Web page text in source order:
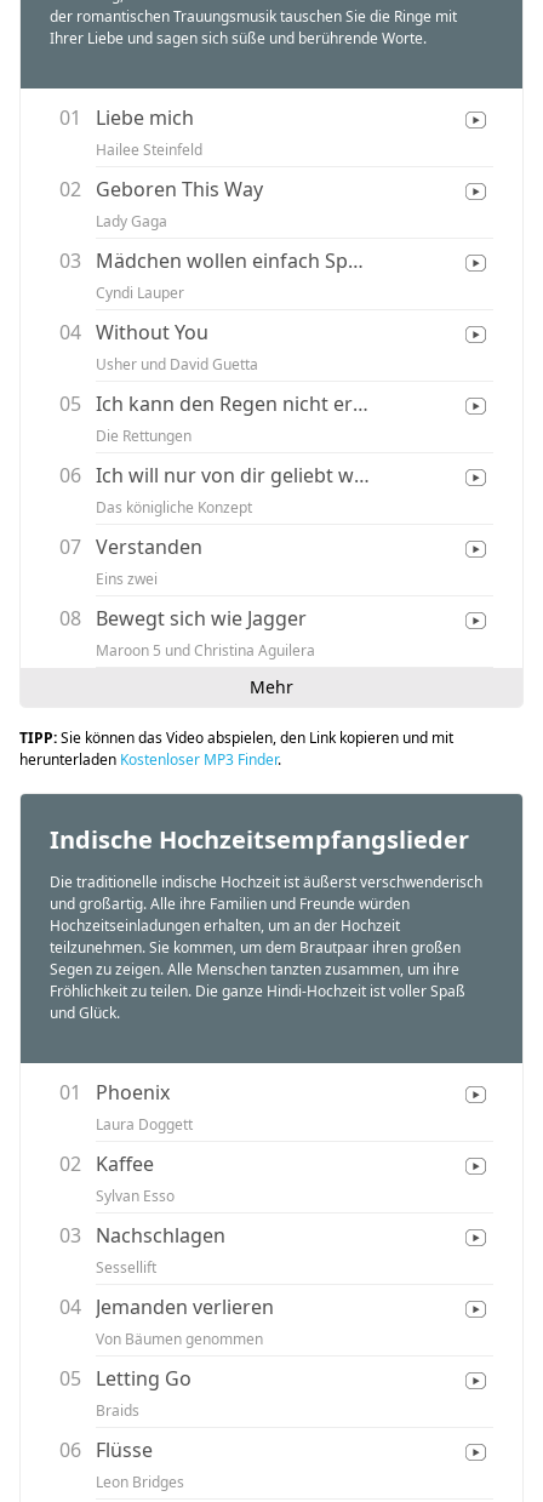
der romantischen Trauungsmusik tauschen Sie die Ringe mit
Ihrer Liebe und sagen sich süße und berührende Worte.
01 Liebe mich
Hailee Steinfeld
02 Geboren This Way
Lady Gaga
03 Mädchen wollen einfach Spaß haben
Cyndi Lauper
04 Without You
Usher und David Guetta
05 Ich kann den Regen nicht ertragen
Die Rettungen
06 Ich will nur von dir geliebt werden
Das königliche Konzept
07 Verstanden
Eins zwei
08 Bewegt sich wie Jagger
Maroon 5 und Christina Aguilera
Mehr
TIPP:Sie können das Video abspielen, den Link kopieren und mit
herunterladen Kostenloser MP3 Finder.
Indische Hochzeitsempfangslieder
Die traditionelle indische Hochzeit ist äußerst verschwenderisch
und großartig. Alle ihre Familien und Freunde würden
Hochzeitseinladungen erhalten, um an der Hochzeit
teilzunehmen. Sie kommen, um dem Brautpaar ihren großen
Segen zu zeigen. Alle Menschen tanzten zusammen, um ihre
Fröhlichkeit zu teilen. Die ganze Hindi-Hochzeit ist voller Spaß
und Glück.
01 Phoenix
Laura Doggett
02 Kaffee
Sylvan Esso
03 Nachschlagen
Sessellift
04 Jemanden verlieren
Von Bäumen genommen
05 Letting Go
Braids
06 Flüsse
Leon Bridges